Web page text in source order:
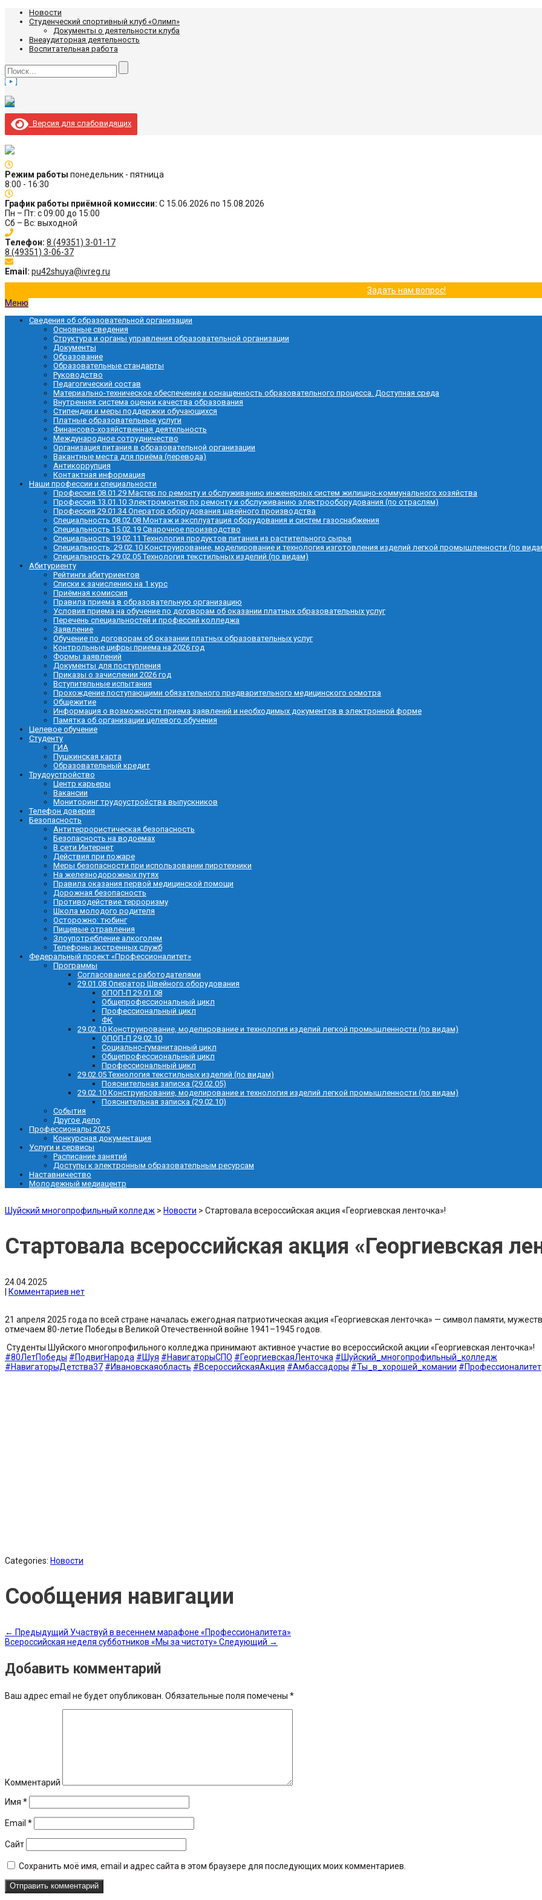
Новости
Студенческий спортивный клуб «Олимп»
Документы о деятельности клуба
Внеаудиторная деятельность
Воспитательная работа
Версия для слабовидящих
Режим работы понедельник - пятница
8:00 - 16:30
График работы приёмной комиссии: С 15.06.2026 по 15.08.2026
Пн – Пт: с 09:00 до 15:00
Сб – Вс: выходной
Телефон: 8 (49351) 3-01-17
8 (49351) 3-06-37
Email: pu42shuya@ivreg.ru
Задать нам вопрос!
Меню
Сведения об образовательной организации
Основные сведения
Структура и органы управления образовательной организации
Документы
Образование
Образовательные стандарты
Руководство
Педагогический состав
Материально-техническое обеспечение и оснащенность образовательного процесса. Доступная среда
Внутренняя система оценки качества образования
Стипендии и меры поддержки обучающихся
Платные образовательные услуги
Финансово-хозяйственная деятельность
Международное сотрудничество
Организация питания в образовательной организации
Вакантные места для приёма (перевода)
Антикоррупция
Контактная информация
Наши профессии и специальности
Профессия 08.01.29 Мастер по ремонту и обслуживанию инженерных систем жилищно-коммунального хозяйства
Профессия 13.01.10 Электромонтер по ремонту и обслуживанию электрооборудования (по отраслям)
Профессия 29.01.34 Оператор оборудования швейного производства
Специальность 08.02.08 Монтаж и эксплуатация оборудования и систем газоснабжения
Специальность 15.02.19 Сварочное производство
Специальность 19.02.11 Технология продуктов питания из растительного сырья
Специальность: 29.02.10 Конструирование, моделирование и технология изготовления изделий легкой промышленности (по
Специальность 29.02.05 Технология текстильных изделий (по видам)
Абитуриенту
Рейтинги абитуриентов
Списки к зачислению на 1 курс
Приёмная комиссия
Правила приема в образовательную организацию
Условия приема на обучение по договорам об оказании платных образовательных услуг
Перечень специальностей и профессий колледжа
Заявление
Обучение по договорам об оказании платных образовательных услуг
Контрольные цифры приема на 2026 год
Формы заявлений
Документы для поступления
Приказы о зачислении 2026 год
Вступительные испытания
Прохождение поступающими обязательного предварительного медицинского осмотра
Общежитие
Информация о возможности приема заявлений и необходимых документов в электронной форме
Памятка об организации целевого обучения
Целевое обучение
Студенту
ГИА
Пушкинская карта
Образовательный кредит
Трудоустройство
Центр карьеры
Вакансии
Мониторинг трудоустройства выпускников
Телефон доверия
Безопасность
Антитеррористическая безопасность
Безопасность на водоемах
В сети Интернет
Действия при пожаре
Меры безопасности при использовании пиротехники
На железнодорожных путях
Правила оказания первой медицинской помощи
Дорожная безопасность
Противодействие терроризму
Школа молодого родителя
Осторожно: тюбинг
Пищевые отравления
Злоупотребление алкоголем
Телефоны экстренных служб
Федеральный проект «Профессионалитет»
Программы
Согласование с работодателями
29.01.08 Оператор Швейного оборудования
ОПОП-П 29.01.08
Общепрофессиональный цикл
Профессиональный цикл
ФК
29.02.10 Конструирование, моделирование и технология изделий легкой промышленности (по видам)
ОПОП-П 29.02.10
Социально-гуманитарный цикл
Общепрофессиональный цикл
Профессиональный цикл
29.02.05 Технология текстильных изделий (по видам)
Пояснительная записка (29.02.05)
29.02.10 Конструирование, моделирование и технология изделий легкой промышленности (по видам)
Пояснительная записка (29.02.10)
События
Другое дело
Профессионалы 2025
Конкурсная документация
Услуги и сервисы
Расписание занятий
Доступы к электронным образовательным ресурсам
Наставничество
Молодежный медиацентр
Шуйский многопрофильный колледж > Новости > Стартовала всероссийская акция «Георгиевская ленточка»!
Стартовала всероссийская акция «Георгиевская
24.04.2025
Комментариев нет
21 апреля 2025 года по всей стране началась ежегодная патриотическая акция «Георгиевская ленточка» — символ памяти,
отмечаем 80-летие Победы в Великой Отечественной войне 1941–1945 годов.
Студенты Шуйского многопрофильного колледжа принимают активное участие во всероссийской акции «Георгиевская ленточка»!
#80ЛетПобеды #ПодвигНарода #Шуя #НавигаторыСПО #ГеоргиевскаяЛенточка #Шуйский_многопрофильный_колледж
#НавигаторыДетства37 #Ивановскаяобласть #ВсероссийскаяАкция #Амбассадоры #Ты_в_хорошей_комании #Профессионалитет
Categories: Новости
Сообщения навигации
← Предыдущий Участвуй в весеннем марафоне «Профессионалитета»
Всероссийская неделя субботников «Мы за чистоту» Следующий →
Добавить комментарий
Ваш адрес email не будет опубликован. Обязательные поля помечены *
Комментарий
Имя *
Email *
Сайт
Сохранить моё имя, email и адрес сайта в этом браузере для последующих моих комментариев.